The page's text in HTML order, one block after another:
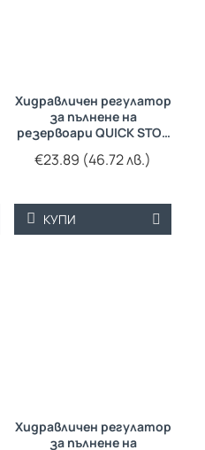
Хидравличен регулатор
за пълнене на
резервоари QUICK STOP
1"
€23.89 (46.72 лв.)
КУПИ
Хидравличен регулатор
за пълнене на